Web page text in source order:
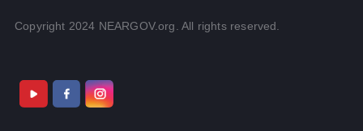
Copyright 2024 NEARGOV.org. All rights reserved.